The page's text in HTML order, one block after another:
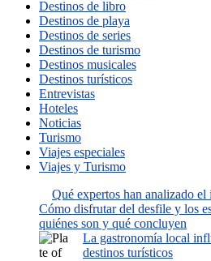
Destinos de libro
Destinos de playa
Destinos de series
Destinos de turismo
Destinos musicales
Destinos turísticos
Entrevistas
Hoteles
Noticias
Turismo
Viajes especiales
Viajes y Turismo
Qué expertos han analizado
Cómo disfrutar del desfile y los
quiénes son y qué concluyen
La gastronomía local
destinos turísticos